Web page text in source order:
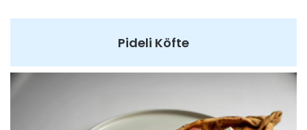
Pideli Köfte